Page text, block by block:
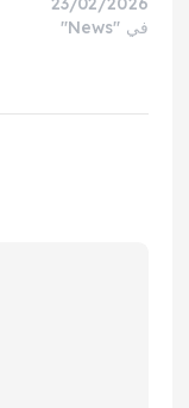
في "News"